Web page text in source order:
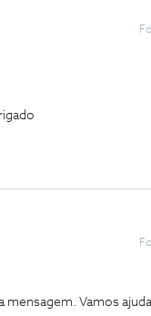
mensagem. Vamos